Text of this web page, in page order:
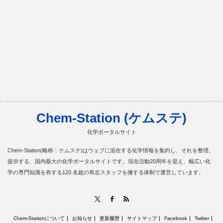
Chem-Station (ケムステ)
化学ポータルサイト
Chem-Station(略称：ケムステ)はウェブに混在する化学情報を集約し、それを整理、
提供する、国内最大の化学ポータルサイトです。現在活動20周年を迎え、幅広い化
学の専門知識を有する120 名超の有志スタッフを擁する体制で運営しています。
Facebook
Chem-Stationについて お知らせ 更新履歴 サイトマップ Facebook Twitter